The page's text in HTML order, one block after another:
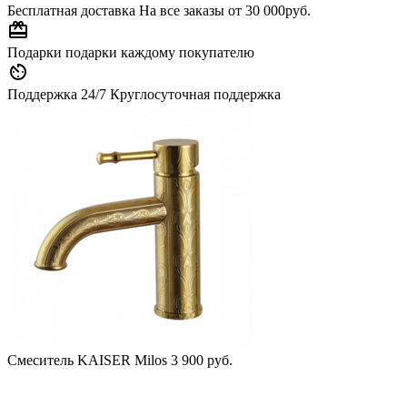
Бесплатная доставка На все заказы от 30 000руб.

Подарки подарки каждому покупателю

Поддержка 24/7 Круглосуточная поддержка
Смеситель KAISER Milos 3 900 руб.